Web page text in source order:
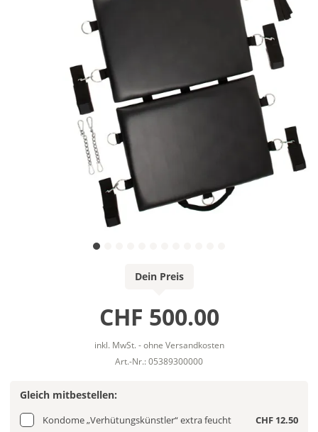
Dein Preis
CHF 500.00
inkl. MwSt. - ohne Versandkosten
Art.-Nr.: 05389300000
Gleich mitbestellen:
Kondome „Verhütungskünstler“ extra feucht CHF 12.50